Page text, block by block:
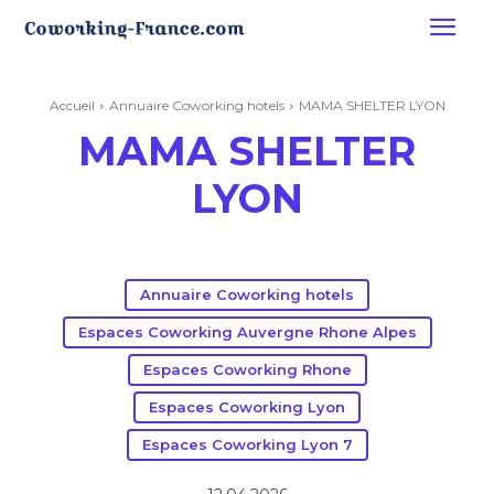
Accueil Annuaire Coworking hotels MAMA SHELTER LYON
MAMA SHELTER
LYON
Annuaire Coworking hotels
Espaces Coworking Auvergne Rhone Alpes
Espaces Coworking Rhone
Espaces Coworking Lyon
Espaces Coworking Lyon 7